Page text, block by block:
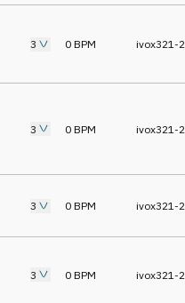
3 0 BPM ivox321-
3 0 BPM ivox321-
3 0 BPM ivox321-
3 0 BPM ivox321-